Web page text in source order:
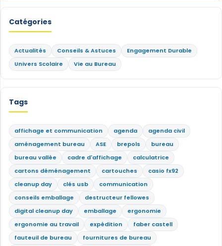
Catégories
Actualités Conseils & Astuces
Engagement Durable
Univers Scolaire
Vie au Bureau
Tags
affichage et communication agenda
agenda civil
aménagement bureau
ASE brepols
bureau
bureau vallée
cadre d'affichage
calculatrice
cartons déménagement
cartouches
casio fx92
cleanup day
clés usb
communication
conseils emballage
destructeur fellowes
digital cleanup day
emballage
ergonomie
ergonomie au travail
expédition
faber castell
fauteuil de bureau
fournitures de bureau